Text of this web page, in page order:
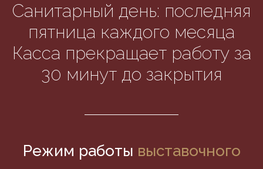
Санитарный день: последняя
пятница каждого месяца
Касса прекращает работу за
30 минут до закрытия
Режим работы выставочного